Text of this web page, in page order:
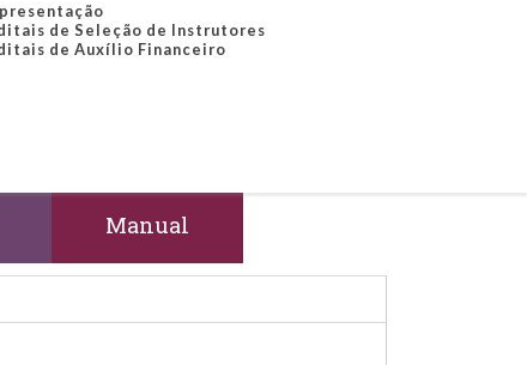
de Seleção de Instrutores
de Auxílio Financeiro
Manual